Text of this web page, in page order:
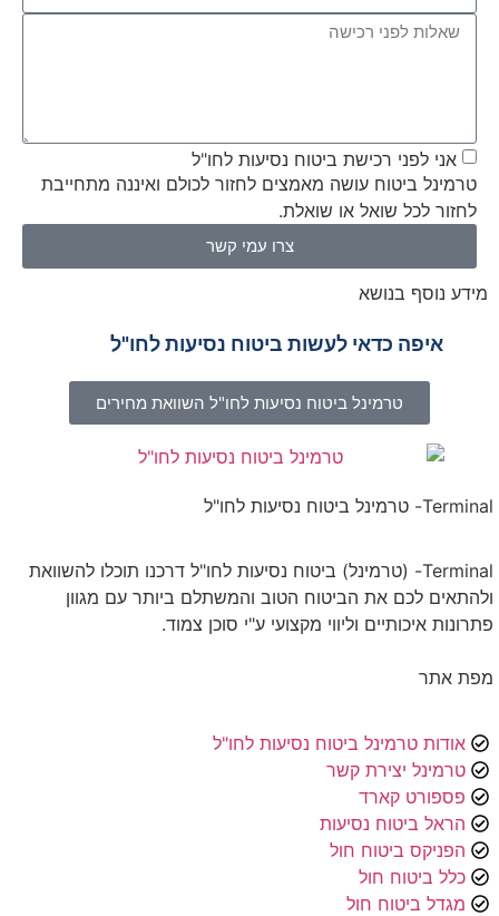
אני לפני רכישת ביטוח נסיעות לחו"ל
טרמינל ביטוח עושה מאמצים לחזור לכולם ואיננה מתחייבת
לחזור לכל שואל או שואלת.
צרו עמי קשר
מידע נוסף בנושא
איפה כדאי לעשות ביטוח נסיעות לחו"ל
טרמינל ביטוח נסיעות לחו"ל השוואת מחירים
Terminal- טרמינל ביטוח נסיעות לחו"ל
Terminal- (טרמינל) ביטוח נסיעות לחו"ל דרכנו תוכלו להשוואת
ולהתאים לכם את הביטוח הטוב והמשתלם ביותר עם מגוון
פתרונות איכותיים וליווי מקצועי ע"י סוכן צמוד.
מפת אתר
אודות טרמינל ביטוח נסיעות לחו"ל
טרמינל יצירת קשר
פספורט קארד
הראל ביטוח נסיעות
הפניקס ביטוח חול
כלל ביטוח חול
מגדל ביטוח חול